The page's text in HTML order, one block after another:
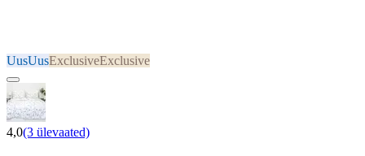
UusUusExclusiveExclusive
4,0(3 ülevaated)